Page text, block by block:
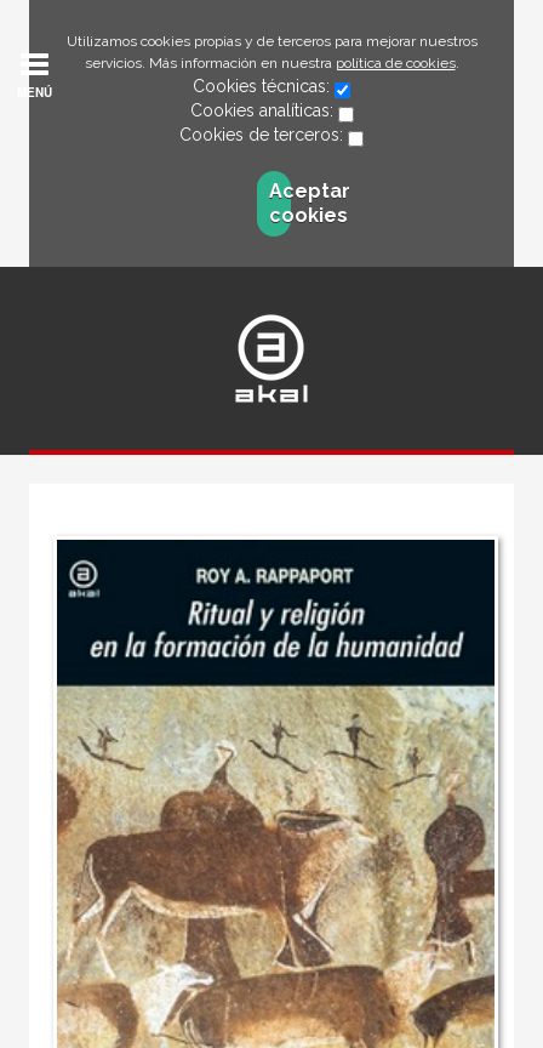
Utilizamos cookies propias y de terceros para mejorar nuestros
servicios. Más información en nuestra política de cookies.
Cookies técnicas:
Cookies analíticas:
Cookies de terceros:
Aceptar
cookies
MENÚ